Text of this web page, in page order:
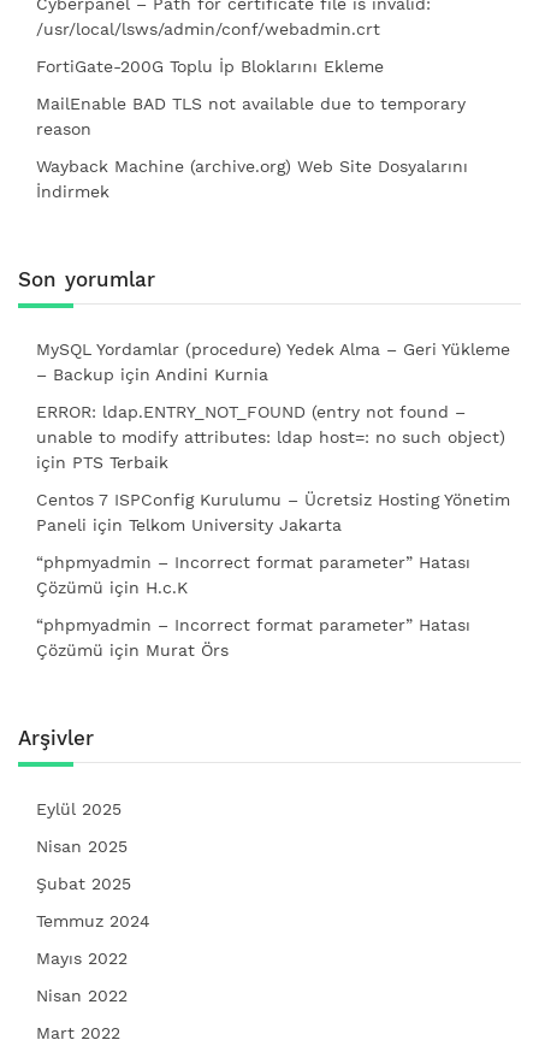
Cyberpanel – Path for certificate file is invalid:
/usr/local/lsws/admin/conf/webadmin.crt
FortiGate-200G Toplu İp Bloklarını Ekleme
MailEnable BAD TLS not available due to temporary
reason
Wayback Machine (archive.org) Web Site Dosyalarını
İndirmek
Son yorumlar
MySQL Yordamlar (procedure) Yedek Alma – Geri Yükleme
– Backup için Andini Kurnia
ERROR: ldap.ENTRY_NOT_FOUND (entry not found –
unable to modify attributes: ldap host=: no such object)
için PTS Terbaik
Centos 7 ISPConfig Kurulumu – Ücretsiz Hosting Yönetim
Paneli için Telkom University Jakarta
“phpmyadmin – Incorrect format parameter” Hatası
Çözümü için H.c.K
“phpmyadmin – Incorrect format parameter” Hatası
Çözümü için Murat Örs
Arşivler
Eylül 2025
Nisan 2025
Şubat 2025
Temmuz 2024
Mayıs 2022
Nisan 2022
Mart 2022